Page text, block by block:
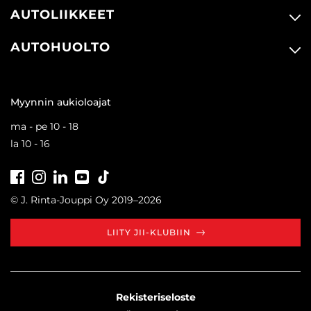
AUTOLIIKKEET
AUTOHUOLTO
Myynnin aukioloajat
ma - pe 10 - 18
la 10 - 16
FacebookInstagramLinkedInYoutube
© J. Rinta-Jouppi Oy 2019–2026
LIITY JII-KLUBIIN
Rekisteriseloste